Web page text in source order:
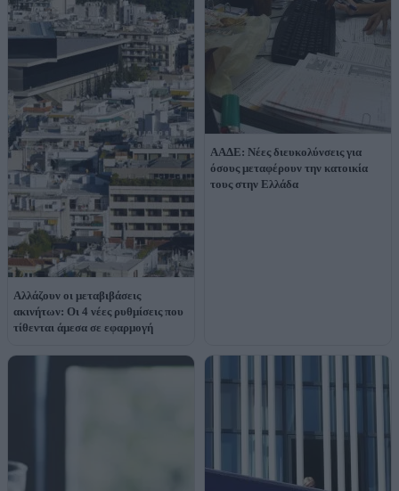
Αλλάζουν οι μεταβιβάσεις
ακινήτων: Οι 4 νέες ρυθμίσεις που
τίθενται άμεσα σε εφαρμογή
ΑΑΔΕ: Νέες διευκολύνσεις για
όσους μεταφέρουν την κατοικία
τους στην Ελλάδα